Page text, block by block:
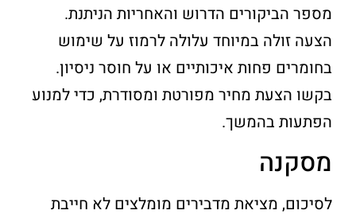
מספר הביקורים הדרוש והאחריות הניתנת.
הצעה זולה במיוחד עלולה לרמוז על שימוש
בחומרים פחות איכותיים או על חוסר ניסיון.
בקשו הצעת מחיר מפורטת ומסודרת, כדי למנוע
הפתעות בהמשך.
מסקנה
לסיכום, מציאת מדבירים מומלצים לא חייבת